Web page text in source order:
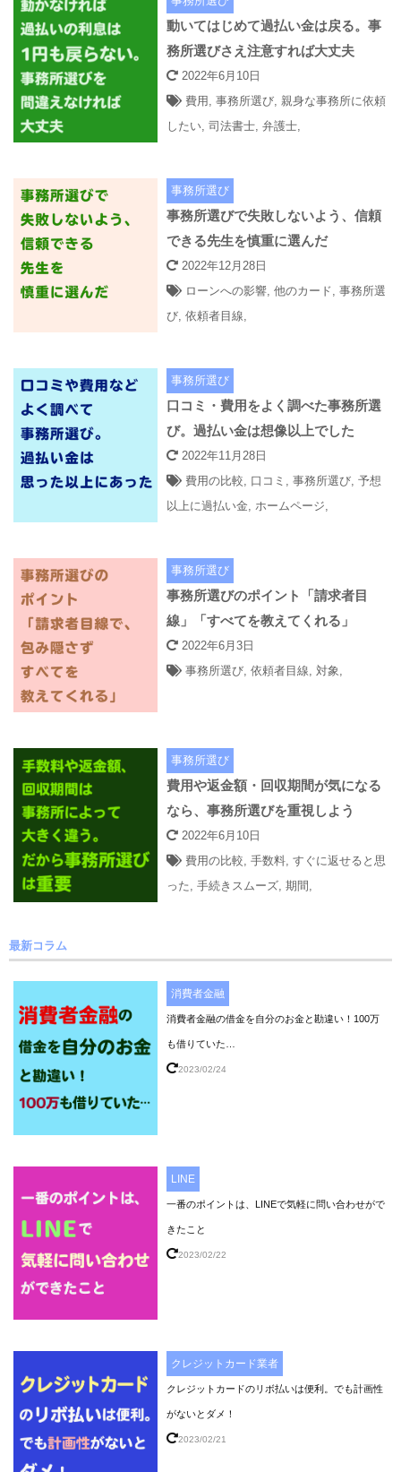
動いてはじめて過払い金は戻る。事
務所選びさえ注意すれば大丈夫
2022年6月10日
費用 ,事務所選び,親身な事務所に依頼
したい,司法書士,弁護士,
事務所選び
事務所選びで失敗しないよう、信頼
できる先生を慎重に選んだ
2022年12月28日
ローンへの影響 ,他のカード ,事務所選
び ,依頼者目線
事務所選び
口コミ・費用をよく調べた事務所選
び。過払い金は想像以上でした
2022年11月28日
費用の比較
口コミ ,事務所選び ,予想
以上に過払い金
ホームページ
事務所選び
事務所選びのポイント「請求者目
線」「すべてを教えてくれる」
2022年6月3日
事務所選び ,依頼者目線 ,対象
事務所選び
費用や返金額・回収期間が気になる
なら、事務所選びを重視しよう
2022年6月10日
費用の比較 ,手数料 ,すぐに返せると思
った ,手続きスムーズ ,期間
最新コラム
消費者金融
消費者金融の借金を自分のお金と勘違い！100万
も借りていた…
2023/02/24
LINE
一番のポイントは、LINEで気軽に問い合わせがで
きたこと
2023/02/22
クレジットカード業者
クレジットカードのリボ払いは便利。でも計画性
がないとダメ！
2023/02/21